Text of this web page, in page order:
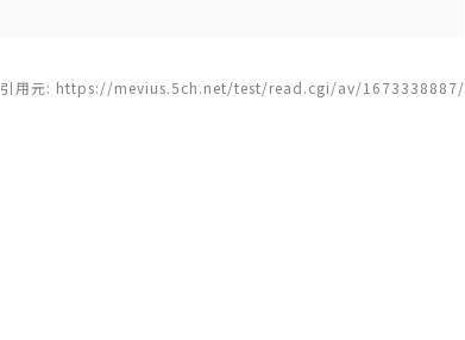
引用元: https://mevius.5ch.net/test/read.cgi/av/1673338887/